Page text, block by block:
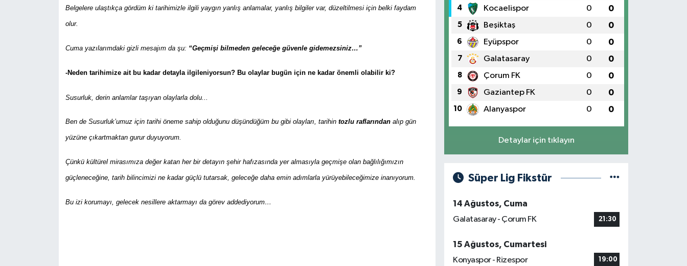
Belgelere ulaştıkça gördüm ki tarihimizle ilgili yaygın yanlış anlamalar, yanlış bilgiler var, düzeltilmesi için belki faydam
olur.
Cuma yazılarımdaki gizli mesajım da şu: “Geçmişi bilmeden geleceğe güvenle gidemezsiniz…”
-Neden tarihimize ait bu kadar detayla ilgileniyorsun? Bu olaylar bugün için ne kadar önemli olabilir ki?
Susurluk, derin anlamlar taşıyan olaylarla dolu...
Ben de Susurluk’umuz için tarihi öneme sahip olduğunu düşündüğüm bu gibi olayları, tarihin tozlu raflarındanalıp gün
yüzüne çıkartmaktan gurur duyuyorum.
Çünkü kültürel mirasımıza değer katan her bir detayın şehir hafızasında yer almasıyla geçmişe olan bağlılığımızın
güçleneceğine, tarih bilincimizi ne kadar güçlü tutarsak, geleceğe daha emin adımlarla yürüyebileceğimize inanıyorum.
Bu izi korumayı, gelecek nesillere aktarmayı da görev addediyorum…
4 Kocaelispor 0 0
5 Beşiktaş 0 0
6 Eyüpspor 0 0
7 Galatasaray 0 0
8 Çorum FK 0 0
9 Gaziantep FK 0 0
10 Alanyaspor 0 0
Detaylar için tıklayın
Süper Lig Fikstür
14 Ağustos, Cuma
Galatasaray - Çorum FK
21:30
15 Ağustos, Cumartesi
Konyaspor - Rizespor
19:00